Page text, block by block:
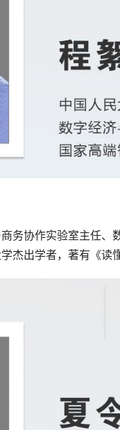
务协作实验室主任
杰出学者，著有《读